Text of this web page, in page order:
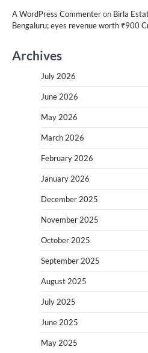
A WordPress Commenteron Birla
Bengaluru; eyes revenue worth ₹900
Archives
July 2026
June 2026
May 2026
March 2026
February 2026
January 2026
December 2025
November 2025
October 2025
September 2025
August 2025
July 2025
June 2025
May 2025